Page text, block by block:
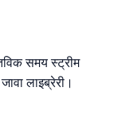
समय स्ट्रीम
लाइब्रेरी।